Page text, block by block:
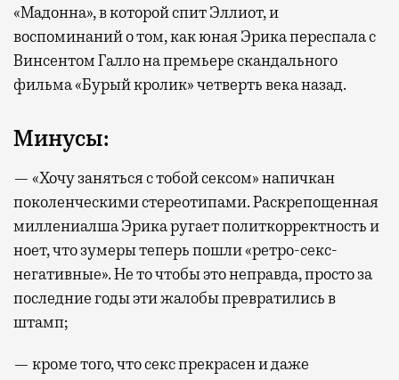
«Мадонна», в которой спит Эллиот, и
воспоминаний о том, как юная Эрика переспала с
Винсентом Галло на премьере скандального
фильма «Бурый кролик» четверть века назад.
Минусы:
— «Хочу заняться с тобой сексом» напичкан
поколенческими стереотипами. Раскрепощенная
миллениалша Эрика ругает политкорректность и
ноет, что зумеры теперь пошли «ретро-секс-
негативные». Не то чтобы это неправда, просто за
последние годы эти жалобы превратились в
штамп;
— кроме того, что секс прекрасен и даже